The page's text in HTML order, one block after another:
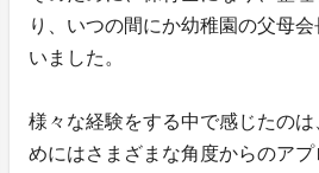
り、いつの間にか幼稚園の父母
いました。
様々な経験をする中で感じたの
めにはさまざまな角度からのアプ